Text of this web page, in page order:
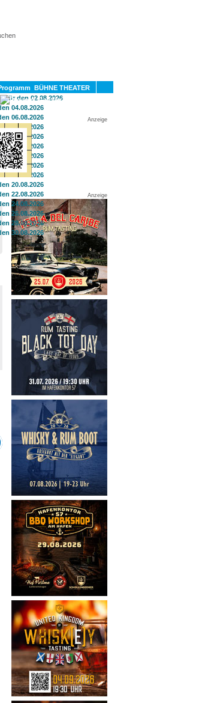
BÜHNE THEATER
Anzeige
Anzeige